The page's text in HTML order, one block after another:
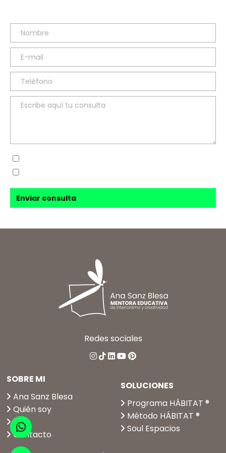
Redes sociales
SOBRE MI
Ana Sanz Blesa
Quién soy
Blog
Contacto
SOLUCIONES
Programa HÁBITAT ®
Método HÁBITAT ®
Soul Espacios